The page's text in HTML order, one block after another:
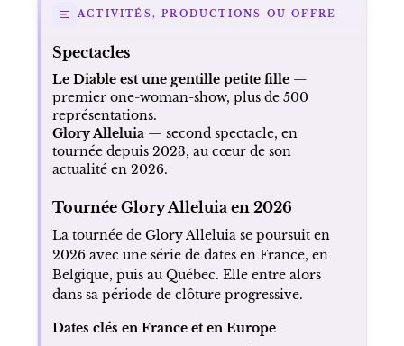
d’Asperger en 2022, puis la tournée de son
2023. En 2026, cette séquence s’achève avec
une phase finale de tournée, une diffusion
cinéma en direct et une éligibilité aux
Molières.
ACTIVITÉS, PRODUCTIONS OU OFFRE
Spectacles
Le Diable est une gentille petite fille—
premier one-woman-show, plus de 500
représentations.
Glory Alleluia— second spectacle, en
tournée depuis 2023, au cœur de son
actualité en 2026.